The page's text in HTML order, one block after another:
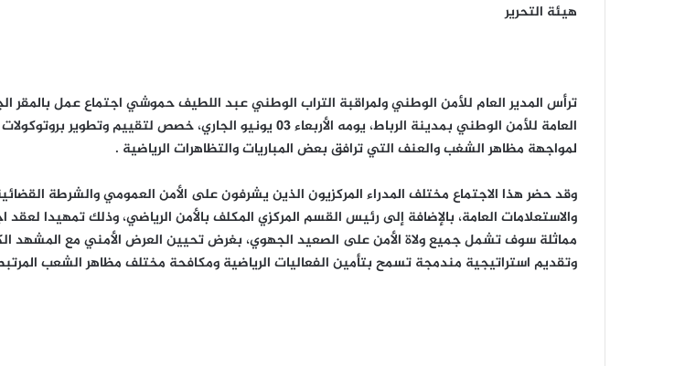
هيئة التحرير
ترأس المدير العام للأمن الوطني ولمراقبة التراب الوطني عبد اللطيف حموشي اجتماع عمل بالمقر
العامة للأمن الوطني بمدينة الرباط، يومه الأربعاء 03 يونيو الجاري، خصص لتقييم
لمواجهة مظاهر الشغب والعنف التي ترافق بعض المباريات والتظاهرات الرياضية .
وقد حضر هذا الاجتماع مختلف المدراء المركزيون الذين يشرفون على الأمن العمومي والشرطة
والاستعلامات العامة، بالإضافة إلى رئيس القسم المركزي المكلف بالأمن الرياضي، وذلك تمهيدا لعقد
مماثلة سوف تشمل جميع ولاة الأمن على الصعيد الجهوي، بغرض تحيين العرض الأمني مع المشهد
وتقديم استراتيجية مندمجة تسمح بتأمين الفعاليات الرياضية ومكافحة مختلف مظاهر الشعب